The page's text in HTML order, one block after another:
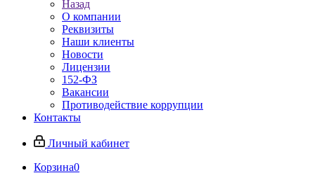
Назад
О компании
Реквизиты
Наши клиенты
Новости
Лицензии
152-ФЗ
Вакансии
Противодействие коррупции
Контакты
Личный кабинет
Корзина0